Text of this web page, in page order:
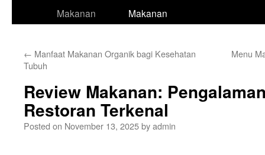
Makanan
Makanan
← Manfaat Makanan Organik bagi Kesehatan
Tubuh
Menu
Review Makanan:
Restoran Terkenal
Posted on November 13, 2025byadmin